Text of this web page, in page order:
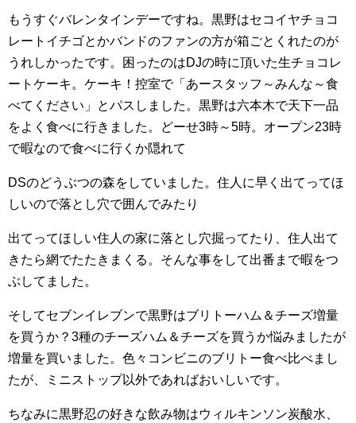
もうすぐバレンタインデーですね。黒野はセコイヤチョコ
レートイチゴとかバンドのファンの方が箱ごとくれたのが
うれしかったです。困ったのはDJの時に頂いた生チョコレ
ートケーキ。ケーキ！控室で「あースタッフ～みんな～食
べてください」とパスしました。黒野は六本木で天下一品
をよく食べに行きました。どーせ3時～5時。オープン23時
で暇なので食べに行くか隠れて
DSのどうぶつの森をしていました。住人に早く出てってほ
しいので落とし穴で囲んでみたり
出てってほしい住人の家に落とし穴掘ってたり、住人出て
きたら網でたたきまくる。そんな事をして出番まで暇をつ
ぶしてました。
そしてセブンイレブンで黒野はブリトーハム＆チーズ増量
を買うか？3種のチーズハム＆チーズを買うか悩みましたが
増量を買いました。色々コンビニのブリトー食べ比べまし
たが、ミニストップ以外であればおいしいです。
ちなみに黒野忍の好きな飲み物はウィルキンソン炭酸水、